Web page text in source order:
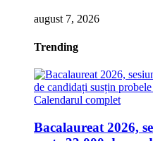
august 7, 2026
Trending
Bacalaureat 2026,